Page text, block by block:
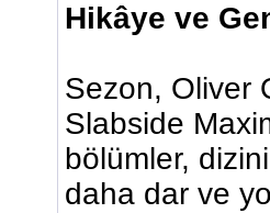
Hikâye ve
Sezon, Oliver
Slabside
bölümler,
daha dar ve